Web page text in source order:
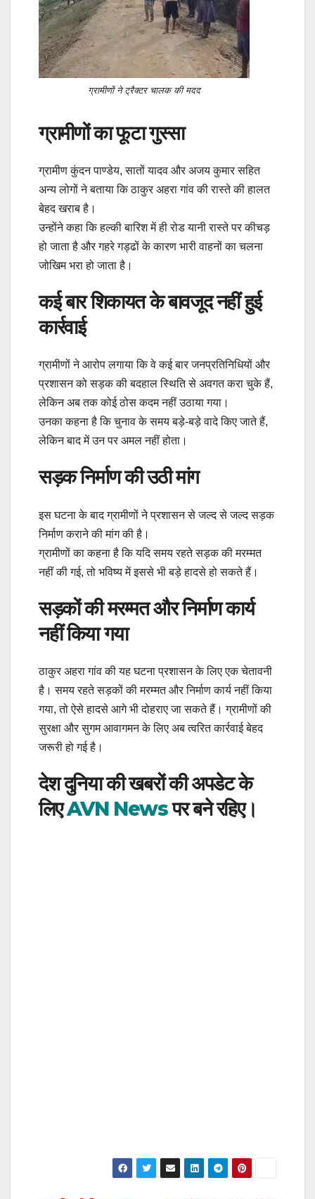
ग्रामीणों ने ट्रैक्टर चालक की मदद
ग्रामीणों का फूटा गुस्सा
ग्रामीण कुंदन पाण्डेय, सातों यादव और अजय कुमार सहित
अन्य लोगों ने बताया कि ठाकुर अहरा गांव की रास्ते की हालत
बेहद खराब है।
उन्होंने कहा कि हल्की बारिश में ही रोड यानी रास्ते पर कीचड़
हो जाता है और गहरे गड्ढों के कारण भारी वाहनों का चलना
जोखिम भरा हो जाता है।
कई बार शिकायत के बावजूद नहीं हुई
कार्रवाई
ग्रामीणों ने आरोप लगाया कि वे कई बार जनप्रतिनिधियों और
प्रशासन को सड़क की बदहाल स्थिति से अवगत करा चुके हैं,
लेकिन अब तक कोई ठोस कदम नहीं उठाया गया।
उनका कहना है कि चुनाव के समय बड़े-बड़े वादे किए जाते हैं,
लेकिन बाद में उन पर अमल नहीं होता।
सड़क निर्माण की उठी मांग
इस घटना के बाद ग्रामीणों ने प्रशासन से जल्द से जल्द सड़क
निर्माण कराने की मांग की है।
ग्रामीणों का कहना है कि यदि समय रहते सड़क की मरम्मत
नहीं की गई, तो भविष्य में इससे भी बड़े हादसे हो सकते हैं।
सड़कों की मरम्मत और निर्माण कार्य
नहीं किया गया
ठाकुर अहरा गांव की यह घटना प्रशासन के लिए एक चेतावनी
है। समय रहते सड़कों की मरम्मत और निर्माण कार्य नहीं किया
गया, तो ऐसे हादसे आगे भी दोहराए जा सकते हैं। ग्रामीणों की
सुरक्षा और सुगम आवागमन के लिए अब त्वरित कार्रवाई बेहद
जरूरी हो गई है।
देश दुनिया की खबरों की अपडेट के
लिएAVN Newsपर बने रहिए।